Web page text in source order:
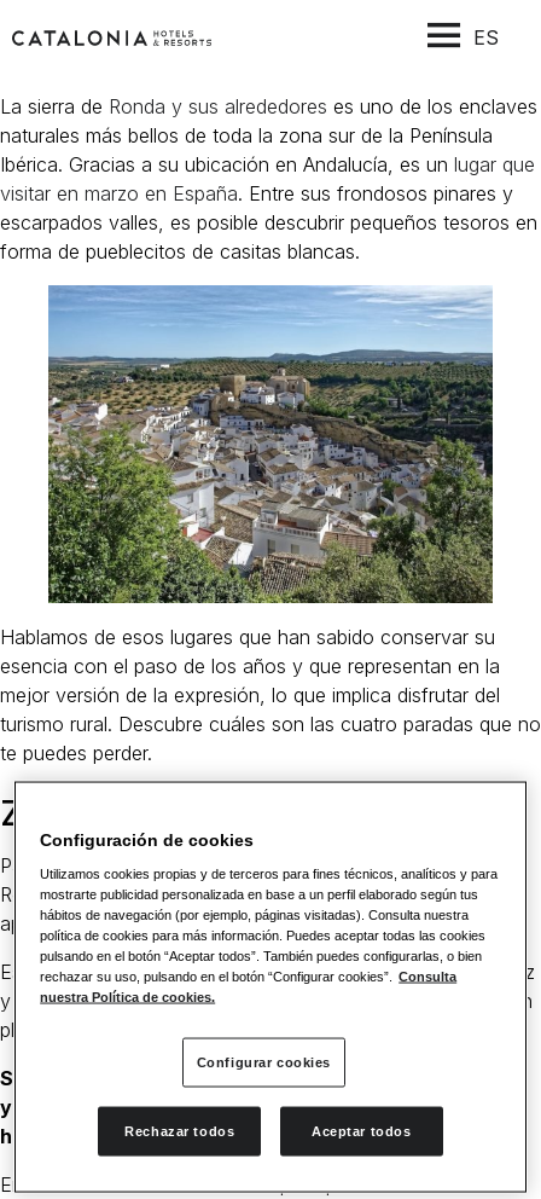
ES
La sierra de Ronda y sus alrededores es uno de los enclaves
naturales más bellos de toda la zona sur de la Península
Ibérica. Gracias a su ubicación en Andalucía, es un lugar que
visitar en marzo en España. Entre sus frondosos pinares y
escarpados valles, es posible descubrir pequeños tesoros en
forma de pueblecitos de casitas blancas.
Hablamos de esos lugares que han sabido conservar su
esencia con el paso de los años y que representan en la
mejor versión de la expresión, lo que implica disfrutar del
turismo rural. Descubre cuáles son las cuatro paradas que no
te puedes perder.
Zahara de la Sierra
Para llegar a este bonito pueblo de casitas blancas desde
Ronda, debes tomar la carretera A-374 y conducir durante
aproximadamente 40 minutos.
Este pequeño municipio forma parte de la provincia de Cádiz
y disfruta de una situación verdaderamente espectacular, en
pleno corazón de la Sierra de Grazalema.
Su casco urbano ha sido declarado Conjunto Histórico
y sus calles llevan sirviendo de asentamiento para los
humanos desde la época musulmana.
Entre sus atracciones turísticas principales destacan su
Configuración de cookies
Utilizamos cookies propias y de terceros para fines técnicos, analíticos y para
mostrarte publicidad personalizada en base a un perfil elaborado según tus
hábitos de navegación (por ejemplo, páginas visitadas). Consulta nuestra
política de cookies para más información. Puedes aceptar todas las cookies
pulsando en el botón “Aceptar todos”. También puedes configurarlas, o bien
rechazar su uso, pulsando en el botón “Configurar cookies”.
Consulta
nuestra Política de cookies.
Configurar cookies
Rechazar todos Aceptar todos